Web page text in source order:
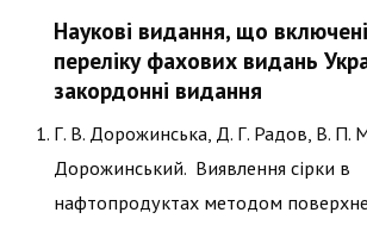
Наукові видання, що
переліку фахових видань
закордонні видання
Г. В. Дорожинська, Д. Г. Радов, В. П.
Дорожинський. Виявлення сірки в
нафтопродуктах методом